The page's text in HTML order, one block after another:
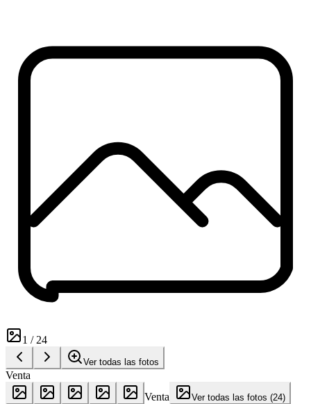
1 /24
Ver todas las fotos
Venta
Venta
Ver todas las fotos (24)